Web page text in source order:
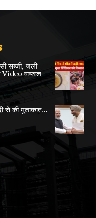
सब्जी, जली
Video वायरल
से की मुलाकात…